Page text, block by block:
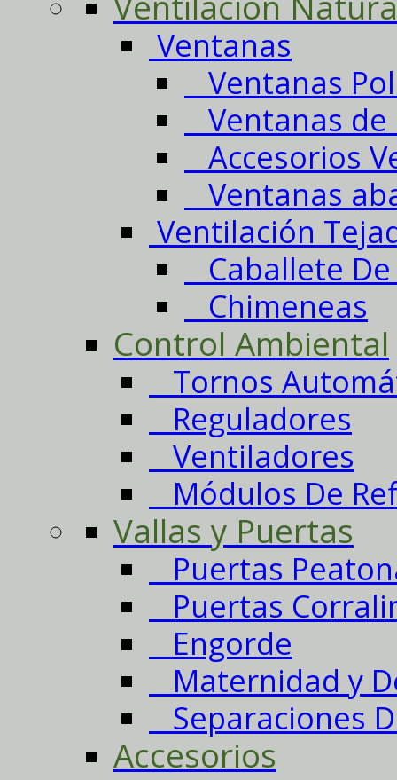
Ventanas
Ventanas
Ventanas
Accesorios
Ventanas
Ventilación
Caballete
Chimeneas
Control Ambiental
Tornos
Reguladores
Ventiladores
Módulos De
Vallas y Puertas
Puertas
Puertas
Engorde
Maternidad y
Separaciones
Accesorios